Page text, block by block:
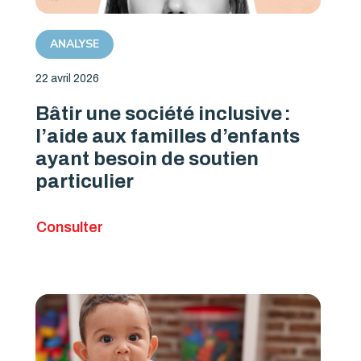
ANALYSE
22 avril 2026
Bâtir une société inclusive :
l’aide aux familles d’enfants
ayant besoin de soutien
particulier
Consulter